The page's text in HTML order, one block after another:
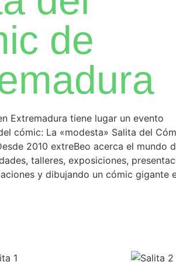
de
Extremadura tiene lugar un evento
cómic: La «modesta» Salita del
2010 extreBeo acerca el mundo
talleres, exposiciones,
y dibujando un cómic gigante